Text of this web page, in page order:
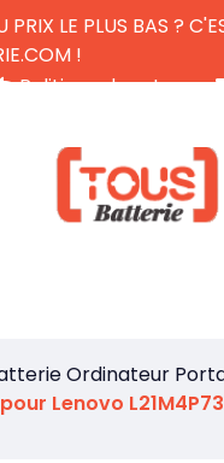
PRIX LE PLUS BAS ?
!
Politique de retour
Ordinateur
Lenovo L21M4P73